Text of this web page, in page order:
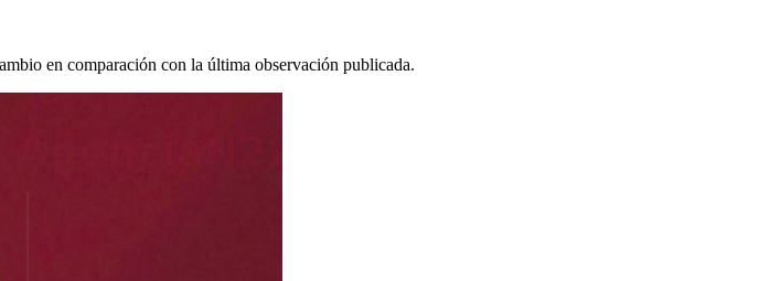
en comparación con la última observación publicada.